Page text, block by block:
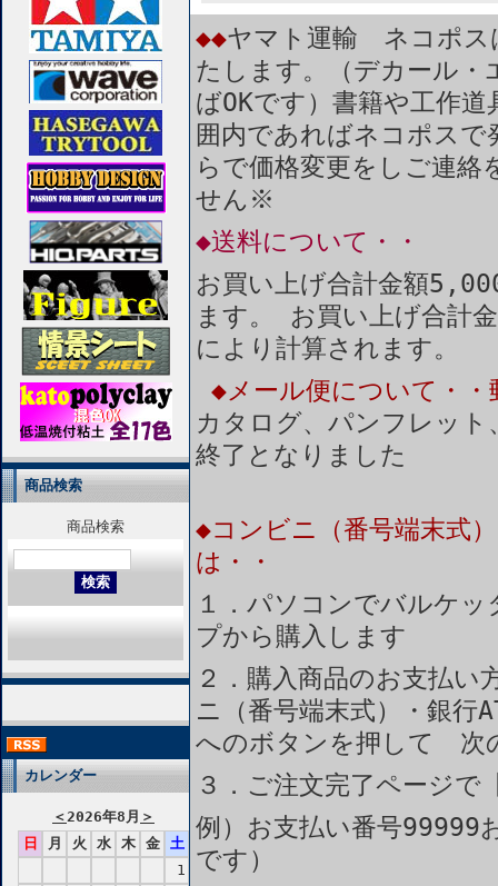
商品検索
商品検索
カレンダー
＜2026年8月 ＞
日
月 火 水 木 金
土
1
◆◆ヤマト運輸 ネコポス
たします。（デカール・
ばOKです）書籍や工作
囲内であればネコポス
らで価格変更をしご連
せん※
◆送料について・・
お買い上げ合計金額
ます。 お買い上げ合計
により計算されます。
◆メール便について・・
カタログ、パンフレッ
終了となりました
◆コンビニ（番号端末式
は・・
１．パソコンでバルケッ
プから購入します
２．購入商品のお支払
ニ（番号端末式）・銀
へのボタンを押して 次
３．ご注文完了ページで
例）お支払い番号
です）